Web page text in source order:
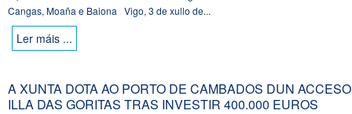
Cangas, Moaña e Baiona Vigo, 3 de xullo de...
Ler máis ...
A XUNTA DOTA AO PORTO DE CAMBADOS DUN
ILLA DAS GORITAS TRAS INVESTIR 400.000 EUROS